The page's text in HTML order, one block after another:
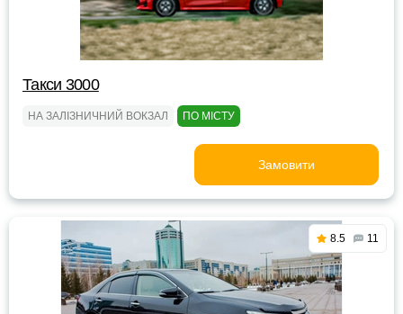
Такси 3000
НА ЗАЛІЗНИЧНИЙ ВОКЗАЛ ПО МІСТУ
Замовити
8.5 11